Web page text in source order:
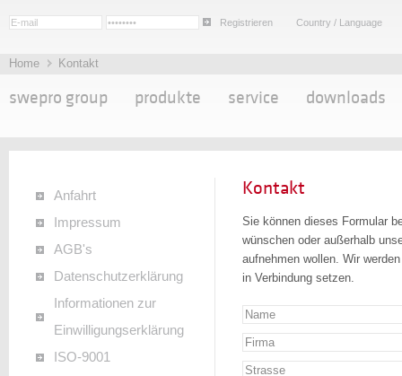
Registrieren Country / Language
Home Kontakt
swepro group produkte service downloads
Anfahrt
Impressum
AGB's
Datenschutzerklärung
Informationen zur
Einwilligungserklärung
ISO-9001
Kontakt
Sie können dieses Formular
wünschen oder außerhalb
aufnehmen wollen. Wir
in Verbindung setzen.